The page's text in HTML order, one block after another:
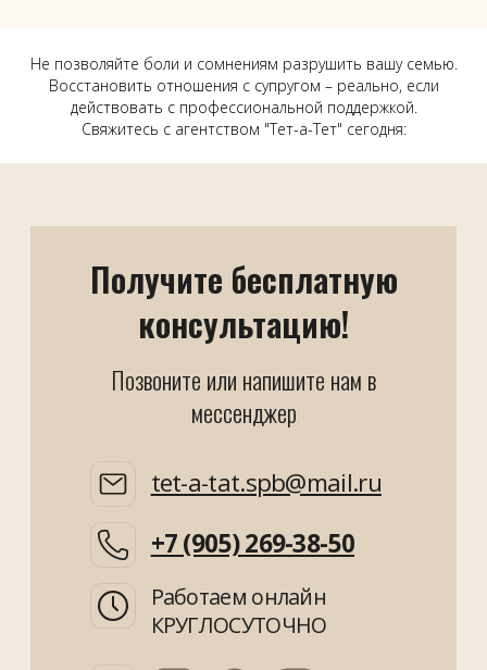
Не позволяйте боли и сомнениям разрушить вашу семью.
Восстановить отношения с супругом – реально, если
действовать с профессиональной поддержкой.
Свяжитесь с агентством "Тет-а-Тет" сегодня: